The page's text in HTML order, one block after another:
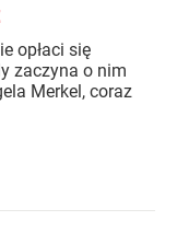
opłaci się
zaczyna o nim
Merkel, coraz